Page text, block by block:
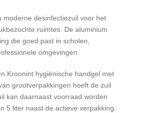
moderne desinfectiezuil voor het
ruimtes. De aluminium
die goed past in scholen,
omgevingen.
Kroonint hygiënische handgel met
grootverpakkingen hoeft de zuil
kan daarnaast voorraad worden
5 liter naast de actieve verpakking.